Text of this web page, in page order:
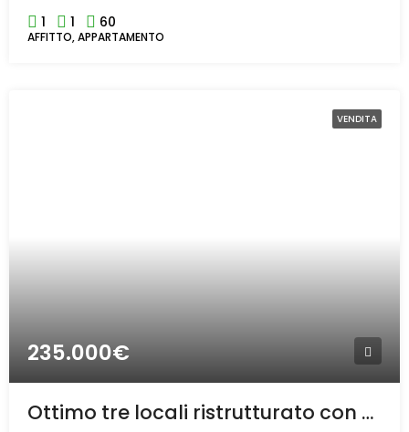
1 1 60
AFFITTO, APPARTAMENTO
VENDITA
235.000€
Ottimo tre locali ristrutturato con cantina e box a Rho